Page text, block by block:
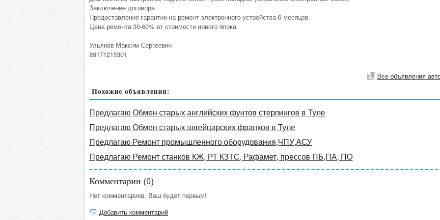
Заключение договора
Предоставление гарантии на ремонт электронного устройства 6 месяцев.
Цена ремонта 30-60% от стоимости нового блока
Ульянов Максим Сергеевич
89171215301
Все объявления
Похожие объявления:
Предлагаю Обмен старых английских фунтов стерлингов в Туле
Предлагаю Обмен старых швейцарских франков в Туле
Предлагаю Ремонт промышленного оборудования,ЧПУ,АСУ
Предлагаю Ремонт станков КЖ, РТ КЗТС, Рафамет, прессов ПБ,ПА, ПО
Комментарии (0)
Нет комментариев. Ваш будет первым!
Добавить комментарий